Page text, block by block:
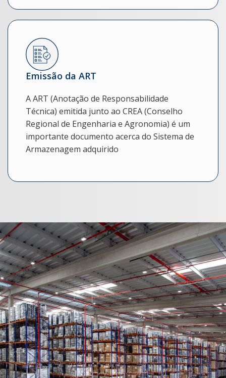
Emissão da ART
A ART (Anotação de Responsabilidade
Técnica) emitida junto ao CREA (Conselho
Regional de Engenharia e Agronomia) é um
importante documento acerca do Sistema de
Armazenagem adquirido